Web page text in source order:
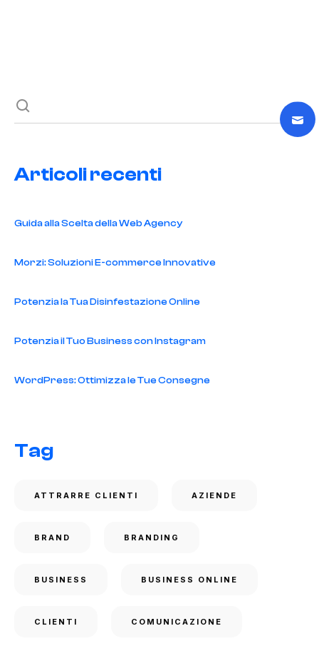
Articoli recenti
Guida alla Scelta della Web Agency
Morzi: Soluzioni E-commerce Innovative
Potenzia la Tua Disinfestazione Online
Potenzia il Tuo Business con Instagram
WordPress: Ottimizza le Tue Consegne
Tag
ATTRARRE CLIENTI AZIENDE
BRAND BRANDING
BUSINESS BUSINESS ONLINE
CLIENTI COMUNICAZIONE